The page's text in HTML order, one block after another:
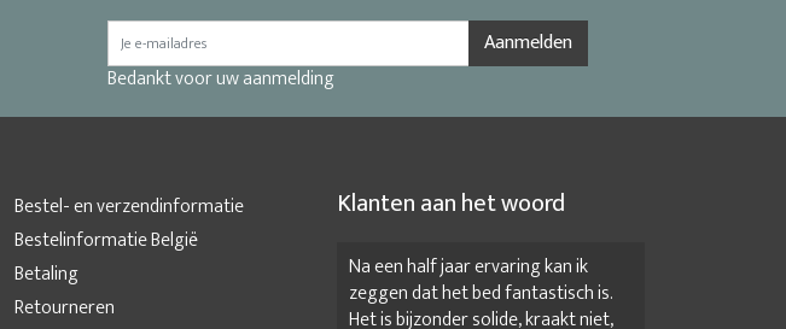
Aanmelden
Bedankt voor uw aanmelding
Bestel- en verzendinformatie
Bestelinformatie België
Betaling
Retourneren
Klanten aan het woord
Na een half jaar ervaring kan ik
zeggen dat het bed fantastisch is.
Het is bijzonder solide, kraakt niet,